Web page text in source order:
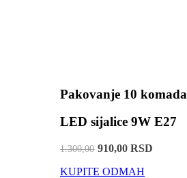
Pakovanje 10 komada
LED sijalice 9W E27
1.300,00910,00 RSD
KUPITE ODMAH